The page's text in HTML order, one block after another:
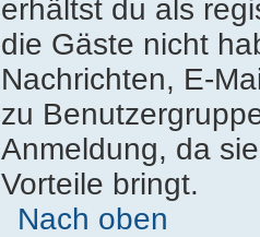
erhältst du als
die Gäste nicht
Nachrichten, E-
zu
Anmeldung, da
Vorteile bringt.
Nach oben